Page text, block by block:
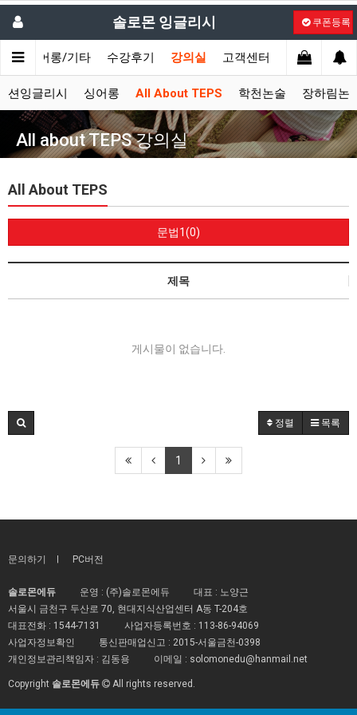
솔로몬 잉글리시 쿠폰등록
싱어롱/기타 수강후기 강의실 고객센터
션잉글리시 싱어롱 All About TEPS 학천논술 장하림논
All about TEPS 강의실
All About TEPS
문법1(0)
제목
게시물이 없습니다.
정렬 목록
1
문의하기 PC버전
솔로몬에듀 운영 : (주)솔로몬에듀
대표 : 노양근
서울시 금천구 두산로 70, 현대지식산업센터 A동 T-204호
대표전화 : 1544-7131 사업자등록번호 : 113-86-94069
사업자정보확인
통신판매업신고 : 2015-서울금천-0398
개인정보관리책임자 : 김동용
이메일 : solomonedu@hanmail.net
Copyright 솔로몬에듀 All rights reserved.